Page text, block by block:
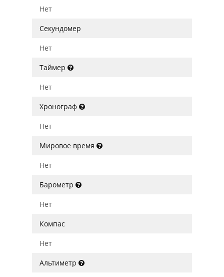
Нет
Секундомер
Нет
Таймер
Нет
Хронограф
Нет
Мировое время
Нет
Барометр
Нет
Компас
Нет
Альтиметр